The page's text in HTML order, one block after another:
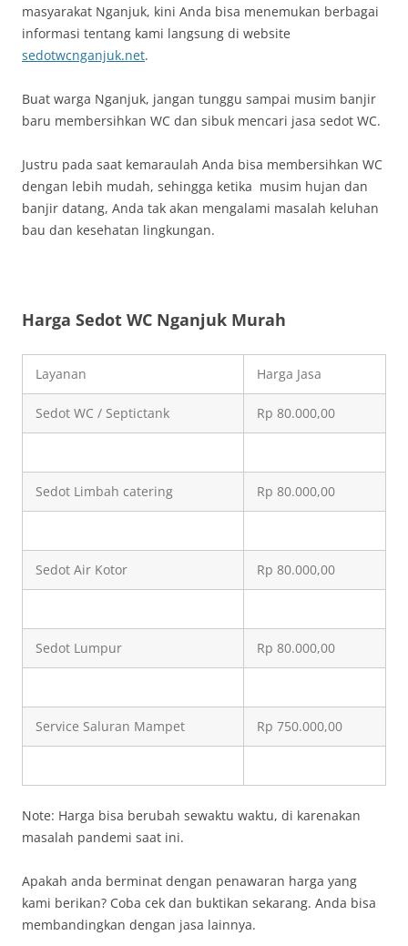
masyarakat Nganjuk, kini Anda bisa menemukan berbagai
informasi tentang kami langsung di website
sedotwcnganjuk.net.
Buat warga Nganjuk, jangan tunggu sampai musim banjir
baru membersihkan WC dan sibuk mencari jasa sedot WC.
Justru pada saat kemaraulah Anda bisa membersihkan WC
dengan lebih mudah, sehingga ketika musim hujan dan
banjir datang, Anda tak akan mengalami masalah keluhan
bau dan kesehatan lingkungan.
Harga Sedot WC Nganjuk Murah
Layanan Harga Jasa
Sedot WC / Septictank Rp 80.000,00
Sedot Limbah catering Rp 80.000,00
Sedot Air Kotor Rp 80.000,00
Sedot Lumpur Rp 80.000,00
Service Saluran Mampet Rp 750.000,00
Note: Harga bisa berubah sewaktu waktu, di karenakan
masalah pandemi saat ini.
Apakah anda berminat dengan penawaran harga yang
kami berikan? Coba cek dan buktikan sekarang. Anda bisa
membandingkan dengan jasa lainnya.